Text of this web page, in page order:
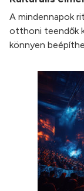
A mindennapok
otthoni teendők
könnyen